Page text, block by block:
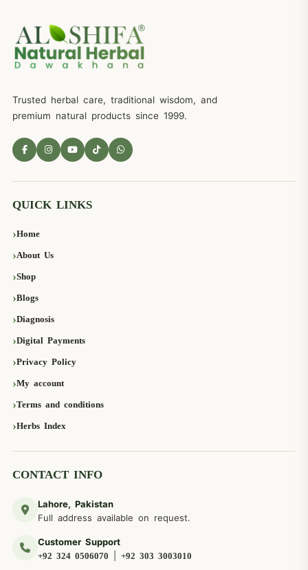
Trusted herbal care, traditional wisdom, and
premium natural products since 1999.
QUICK LINKS
Home
About Us
Shop
Blogs
Diagnosis
Digital Payments
Privacy Policy
My account
Terms and conditions
Herbs Index
CONTACT INFO
Lahore, Pakistan
Full address available on request.
Customer Support
+92 324 0506070 +92 303 3003010